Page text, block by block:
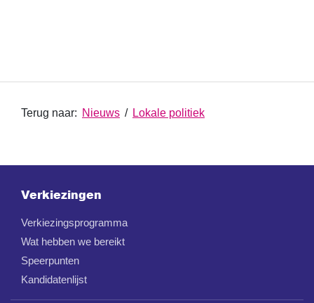
Terug naar: Nieuws / Lokale politiek
Verkiezingen
Verkiezingsprogramma
Wat hebben we bereikt
Speerpunten
Kandidatenlijst